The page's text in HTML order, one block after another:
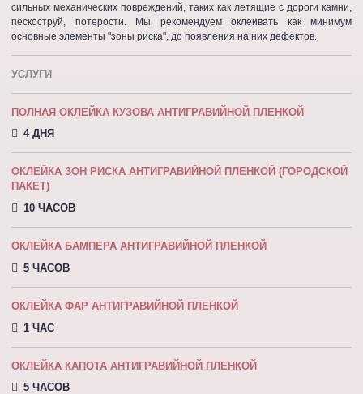
сильных механических повреждений, таких как летящие с дороги камни,
пескоструй, потерости. Мы рекомендуем оклеивать как минимум
основные элементы "зоны риска", до появления на них дефектов.
УСЛУГИ
ПОЛНАЯ ОКЛЕЙКА КУЗОВА АНТИГРАВИЙНОЙ ПЛЕНКОЙ
4 ДНЯ
ОКЛЕЙКА ЗОН РИСКА АНТИГРАВИЙНОЙ ПЛЕНКОЙ (ГОРОДСКОЙ
ПАКЕТ)
10 ЧАСОВ
ОКЛЕЙКА БАМПЕРА АНТИГРАВИЙНОЙ ПЛЕНКОЙ
5 ЧАСОВ
ОКЛЕЙКА ФАР АНТИГРАВИЙНОЙ ПЛЕНКОЙ
1 ЧАС
ОКЛЕЙКА КАПОТА АНТИГРАВИЙНОЙ ПЛEНКOЙ
5 ЧАСОВ